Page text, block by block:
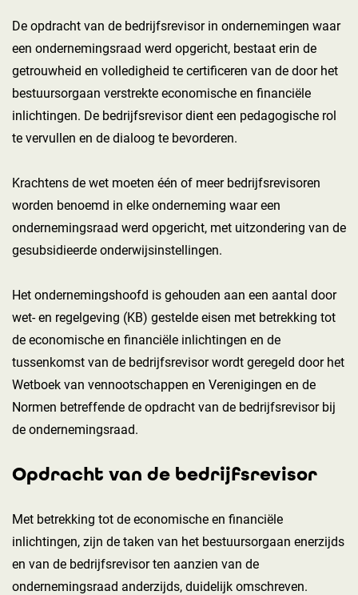
De opdracht van de bedrijfsrevisor in ondernemingen waar
een ondernemingsraad werd opgericht, bestaat erin de
getrouwheid en volledigheid te certificeren van de door het
bestuursorgaan verstrekte economische en financiële
inlichtingen. De bedrijfsrevisor dient een pedagogische rol
te vervullen en de dialoog te bevorderen.
Krachtens de wet moeten één of meer bedrijfsrevisoren
worden benoemd in elke onderneming waar een
ondernemingsraad werd opgericht, met uitzondering van de
gesubsidieerde onderwijsinstellingen.
Het ondernemingshoofd is gehouden aan een aantal door
wet- en regelgeving (KB) gestelde eisen met betrekking tot
de economische en financiële inlichtingen en de
tussenkomst van de bedrijfsrevisor wordt geregeld door het
Wetboek van vennootschappen en Verenigingen en de
Normen betreffende de opdracht van de bedrijfsrevisor bij
de ondernemingsraad.
Opdracht van de bedrijfsrevisor
Met betrekking tot de economische en financiële
inlichtingen, zijn de taken van het bestuursorgaan enerzijds
en van de bedrijfsrevisor ten aanzien van de
ondernemingsraad anderzijds, duidelijk omschreven.